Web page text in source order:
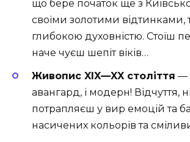
що бере початок ще з
своїми золотими відтинками,
глибокою духовністю. Стоїш
наче чуєш шепіт віків…
Живопис XIX—XX століття —
авангард, і модерн! Відчуття,
потрапляєш у вир емоцій та
насичених кольорів та